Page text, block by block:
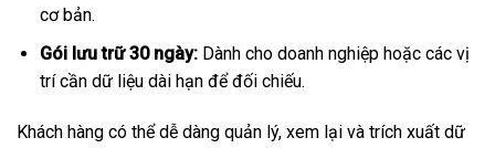
cơ bản.
Gói lưu trữ 30 ngày:Dành cho doanh nghiệp hoặc các vị
trí cần dữ liệu dài hạn để đối chiếu.
Khách hàng có thể dễ dàng quản lý, xem lại và trích xuất dữ